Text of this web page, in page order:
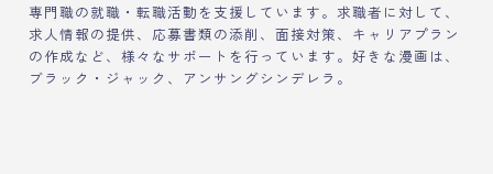
専門職の就職・転職活動を支援しています。求職者に対して、
求人情報の提供、応募書類の添削、面接対策、キャリアプラン
の作成など、様々なサポートを行っています。好きな漫画は、
ブラック・ジャック、アンサングシンデレラ。